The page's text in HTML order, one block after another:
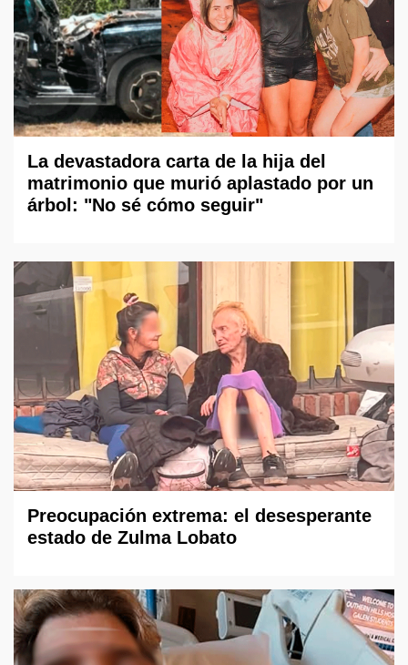
La devastadora carta de la hija del
matrimonio que murió aplastado por un
árbol: "No sé cómo seguir"
Preocupación extrema: el desesperante
estado de Zulma Lobato